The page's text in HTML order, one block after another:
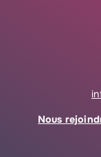
Nous